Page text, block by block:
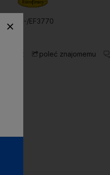
M1-/EF3770
poleć znajomemu